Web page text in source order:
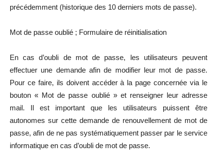
précédemment (historique des 10 derniers mots de passe).
Mot de passe oublié ; Formulaire de réinitialisation
En cas d’oubli de mot de passe, les utilisateurs peuvent
effectuer une demande afin de modifier leur mot de passe.
Pour ce faire, ils doivent accéder à la page concernée via le
bouton « Mot de passe oublié » et renseigner leur adresse
mail. Il est important que les utilisateurs puissent être
autonomes sur cette demande de renouvellement de mot de
passe, afin de ne pas systématiquement passer par le service
informatique en cas d’oubli de mot de passe.